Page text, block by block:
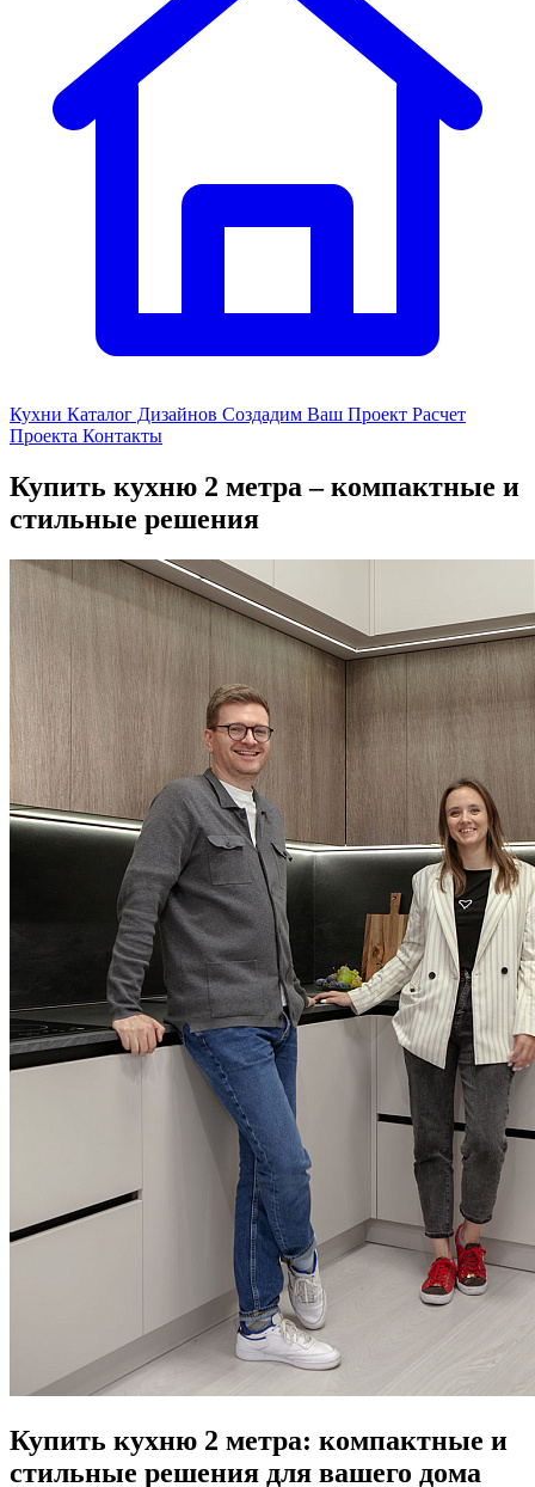
Кухни Каталог Дизайнов Создадим Ваш Проект Расчет
Проекта Контакты
Купить кухню 2 метра – компактные и
стильные решения
Купить кухню 2 метра: компактные и
стильные решения для вашего дома